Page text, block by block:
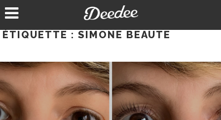
au
ÉTIQUETTE : SIMONE BEAUTE